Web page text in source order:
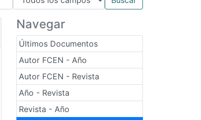
Navegar
Últimos Documentos
Autor FCEN - Año
Autor FCEN - Revista
Año - Revista
Revista - Año